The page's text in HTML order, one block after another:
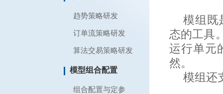
趋势策略研发
订单流策略研发
算法交易策略研发
模型组合配置
组合配置与定参
模组既
态的工具
运行单元
然。
模组还